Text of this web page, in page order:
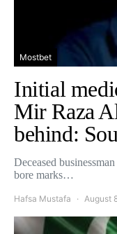
Mostbet
Initial
Mir Raza
behind:
Deceased
bore marks…
Hafsa Mustafa August